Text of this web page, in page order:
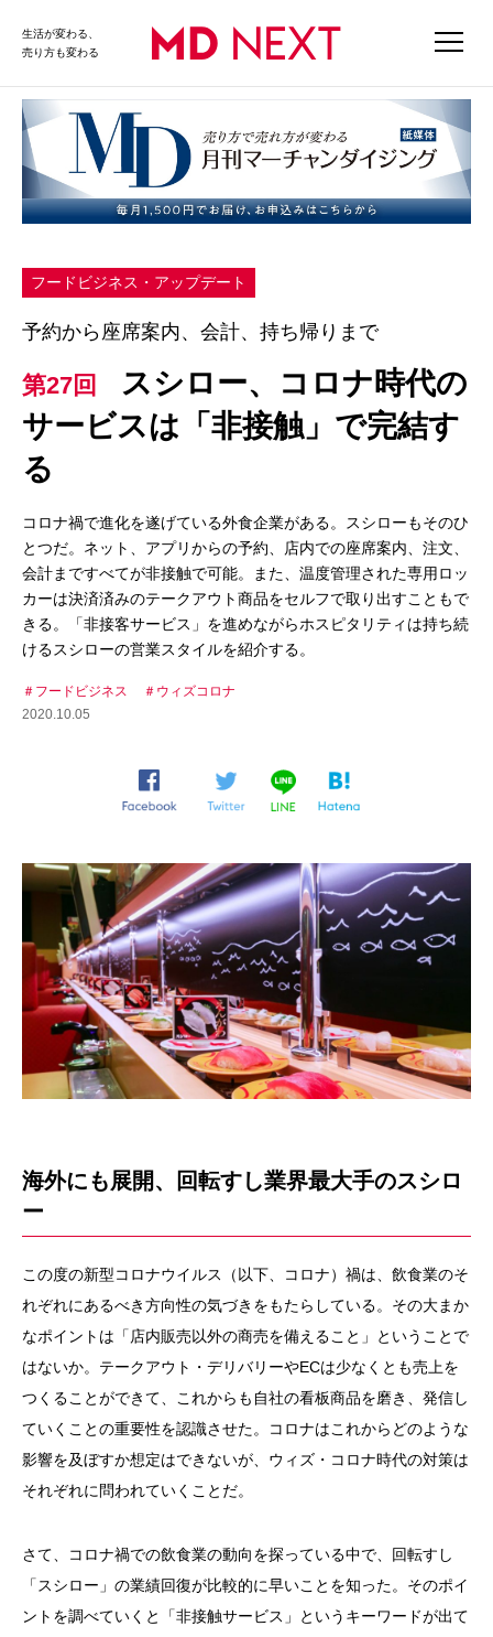
生活が変わる、
売り方も変わる
フードビジネス・アップデート
予約から座席案内、会計、持ち帰りまで
第27回
スシロー、コロナ時代の
サービスは「非接触」で完結す
る
コロナ禍で進化を遂げている外食企業がある。スシローもそのひ
とつだ。ネット、アプリからの予約、店内での座席案内、注文、
会計まですべてが非接触で可能。また、温度管理された専用ロッ
カーは決済済みのテークアウト商品をセルフで取り出すこともで
きる。「非接客サービス」を進めながらホスピタリティは持ち続
けるスシローの営業スタイルを紹介する。
フードビジネス
ウィズコロナ
2020.10.05
海外にも展開、回転すし業界最大手のスシロ
ー
この度の新型コロナウイルス（以下、コロナ）禍は、飲食業のそ
れぞれにあるべき方向性の気づきをもたらしている。その大まか
なポイントは「店内販売以外の商売を備えること」ということで
はないか。テークアウト・デリバリーやECは少なくとも売上を
つくることができて、これからも自社の看板商品を磨き、発信し
ていくことの重要性を認識させた。コロナはこれからどのような
影響を及ぼすか想定はできないが、ウィズ・コロナ時代の対策は
それぞれに問われていくことだ。
さて、コロナ禍での飲食業の動向を探っている中で、回転すし
「スシロー」の業績回復が比較的に早いことを知った。そのポイ
ントを調べていくと「非接触サービス」というキーワードが出て